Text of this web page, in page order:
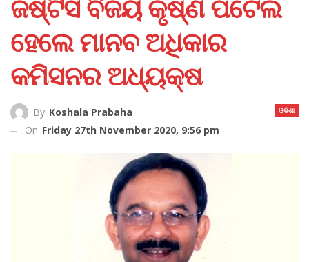
ଜଷ୍ଟିସ ବିଜୟ କୃଷ୍ଣ ପଟେଲ
ହେଲେ ମାନବ ଅଧିକାର
କମିସନର ଅଧ୍ୟକ୍ଷ
ଓଡିଶା
By Koshala Prabaha
On Friday 27th November 2020, 9:56 pm